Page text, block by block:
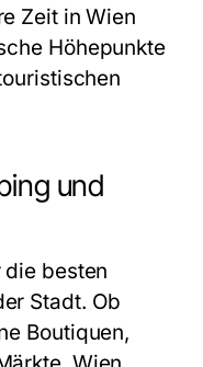
Zeit in Wien
Höhepunkte
und
besten
Stadt. Ob
Boutiquen,